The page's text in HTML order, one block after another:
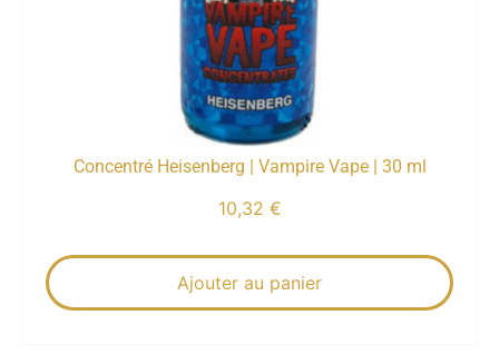
Concentré Heisenberg | Vampire Vape | 30 ml
10,32 €
Ajouter au panier